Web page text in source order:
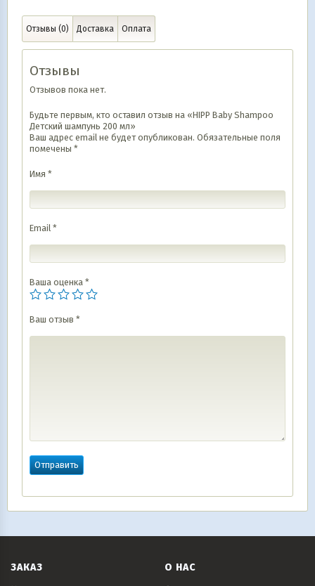
Отзывы (0) Доставка Оплата
Отзывы
Отзывов пока нет.
Будьте первым, кто оставил отзыв на «HIPP Baby Shampoo
Детский шампунь 200 мл»
Ваш адрес email не будет опубликован. Обязательные поля
помечены *
Имя *
Email *
Ваша оценка *
Ваш отзыв *
ЗАКАЗ
О НАС